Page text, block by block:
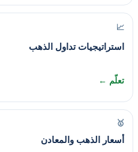
📈
استراتيجيات تداول الذهب
تعلّم ←
🥇
أسعار الذهب والمعادن